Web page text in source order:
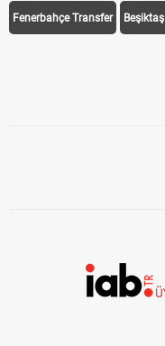
Fenerbahçe Transfer